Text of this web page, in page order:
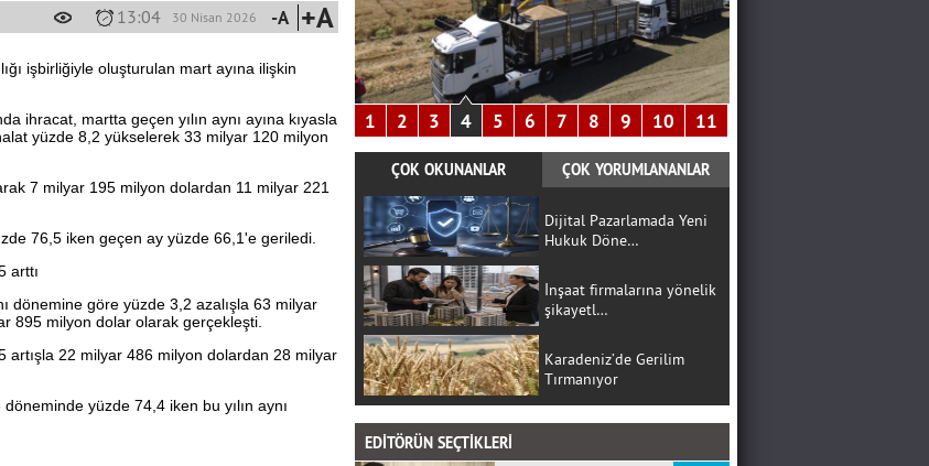
30 Nisan 2026
13:04 -A +A
işbirliğiyle oluşturulan mart ayına ilişkin
ihracat, martta geçen yılın aynı ayına kıyasla
yüzde 8,2 yükselerek 33 milyar 120 milyon
7 milyar 195 milyon dolardan 11 milyar 221
76,5 iken geçen ay yüzde 66,1'e geriledi.
arttı
dönemine göre yüzde 3,2 azalışla 63 milyar
895 milyon dolar olarak gerçekleşti.
artışla 22 milyar 486 milyon dolardan 28 milyar
yüzde 74,4 iken bu yılın aynı
Gerekenler
Bekir Gözalan
1 2 3 4 5 6 7 8 9 10 11
ÇOK OKUNANLAR ÇOK YORUMLANANLAR
Dijital Pazarlamada Yeni
Hukuk Döne…
İnşaat firmalarına yönelik
şikayetl…
Karadeniz’de Gerilim
Tırmanıyor
EDİTÖRÜN SEÇTİKLERİ